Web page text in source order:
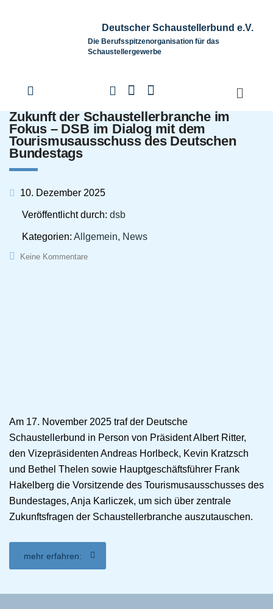
Deutscher Schaustellerbund e.V.
Die Berufsspitzenorganisation für das
Schaustellergewerbe
Zukunft der Schaustellerbranche im
Fokus – DSB im Dialog mit dem
Tourismusausschuss des Deutschen
Bundestags
10. Dezember 2025
Veröffentlicht durch: dsb
Kategorien: Allgemein, News
Keine Kommentare
Am 17. November 2025 traf der Deutsche
Schaustellerbund in Person von Präsident Albert Ritter,
den Vizepräsidenten Andreas Horlbeck, Kevin Kratzsch
und Bethel Thelen sowie Hauptgeschäftsführer Frank
Hakelberg die Vorsitzende des Tourismusausschusses des
Bundestages, Anja Karliczek, um sich über zentrale
Zukunftsfragen der Schaustellerbranche auszutauschen.
mehr erfahren: